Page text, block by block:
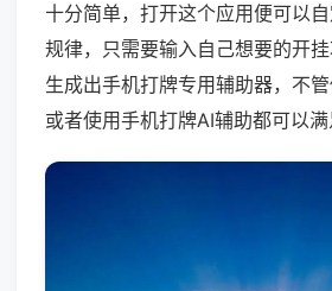
十分简单，打开这个应用便可以
规律，只需要输入自己想要的开
生成出手机打牌专用辅助器，不
或者使用手机打牌AI辅助都可以满